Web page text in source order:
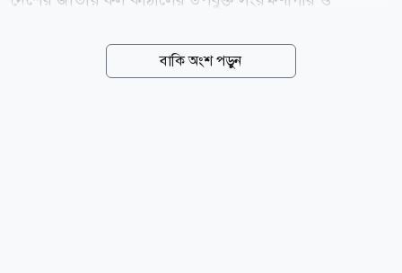
বাগানে পঁচে নষ্ট হয় বিপুল পরিমাণ কাঁঠাল। সেই লোকসানের
গল্প বদলে দিতে এবার জেলার শ্রীপুর উপজেলায় এক বৈপ্লবিক
বাকি অংশ পড়ুন